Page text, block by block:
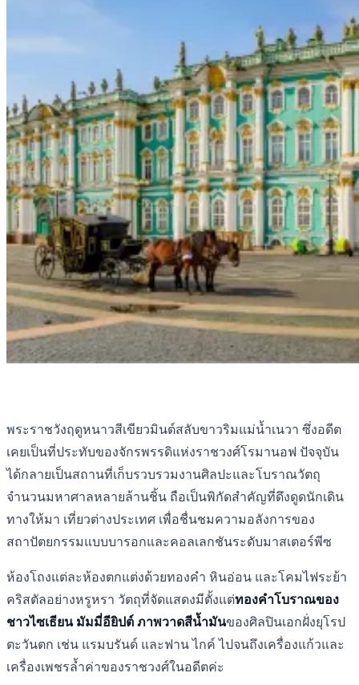
พระราชวังฤดูหนาวสีเขียวมินต์สลับขาวริมแม่น้ำเนวา ซึ่งอดีต
เคยเป็นที่ประทับของจักรพรรดิแห่งราชวงศ์โรมานอฟ ปัจจุบัน
ได้กลายเป็นสถานที่เก็บรวบรวมงานศิลปะและโบราณวัตถุ
จำนวนมหาศาลหลายล้านชิ้น ถือเป็นพิกัดสำคัญที่ดึงดูดนักเดิน
ทางให้มา เที่ยวต่างประเทศ เพื่อชื่นชมความอลังการของ
สถาปัตยกรรมแบบบารอกและคอลเลกชันระดับมาสเตอร์พีซ
ห้องโถงแต่ละห้องตกแต่งด้วยทองคำ หินอ่อน และโคมไฟระย้า
คริสตัลอย่างหรูหรา วัตถุที่จัดแสดงมีตั้งแต่ทองคำโบราณของ
ชาวไซเธียน มัมมี่อียิปต์ ภาพวาดสีน้ำมันของศิลปินเอกฝั่งยุโรป
ตะวันตก เช่น แรมบรันด์ และฟาน ไกค์ ไปจนถึงเครื่องแก้วและ
เครื่องเพชรล้ำค่าของราชวงศ์ในอดีตค่ะ